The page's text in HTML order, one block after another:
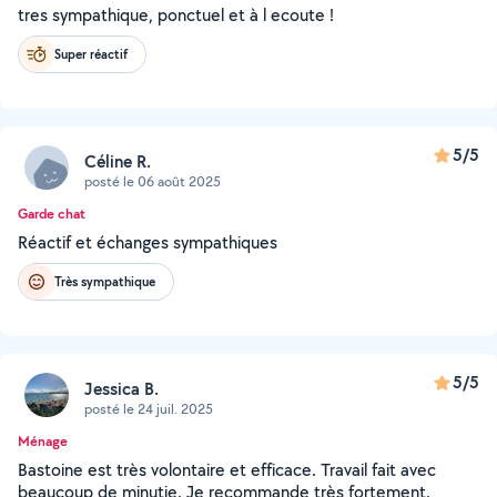
tres sympathique, ponctuel et à l ecoute !
Super réactif
Céline R.
posté le 06 août 2025
5/5
Garde chat
Réactif et échanges sympathiques
Très sympathique
Jessica B.
posté le 24 juil. 2025
5/5
Ménage
Bastoine est très volontaire et efficace. Travail fait avec
beaucoup de minutie. Je recommande très fortement.